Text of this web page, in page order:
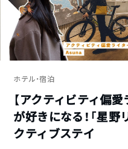
ホテル・宿泊
【アクティビティ偏
が好きになる！「星野
クティブステイ